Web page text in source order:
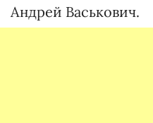
Андрей Васькович.